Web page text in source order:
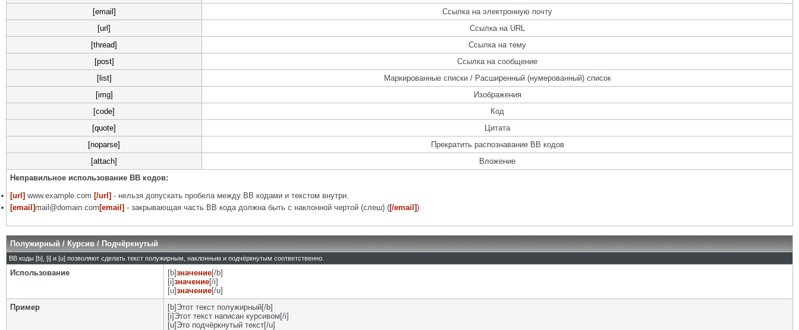
[email]
Ссылка на электронную почту
[url]
Ссылка на URL
[thread]
Ссылка на тему
[post]
Ссылка на сообщение
[list]
Маркированные списки / Расширенный (нумерованный) список
[img]
Изображения
[code]
Код
[quote]
Цитата
[noparse]
Прекратить распознавание BB кодов
[attach]
Вложение
Неправильное использование BB кодов:
[url] www.example.com [/url] - нельзя допускать пробела между BB кодами и текстом внутри.
[email] mail@domain.com [email] - закрывающая часть BB кода должна быть с наклонной чертой (слеш) ([/email])
Полужирный / Курсив / Подчёркнутый
BB коды [b], [i] и [u] позволяют сделать текст полужирным, наклонным и подчёркнутым соответственно.
Использование [b]значение[/b]
[i]значение[/i]
[u]значение[/u]
Пример
[b]Этот текст полужирный[/b]
[i]Этот текст написан курсивом[/i]
[u]Это подчёркнутый текст[/u]